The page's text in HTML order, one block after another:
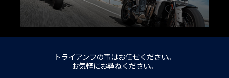
トライアンフの事はお任せください。
お気軽にお尋ねください。